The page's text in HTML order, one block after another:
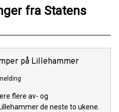
fra Statens
på Lillehammer
flere av- og
de neste to ukene.